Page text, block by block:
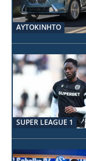
ΑΥΤΟΚΙΝΗΤΟ
SUPER LEAGUE 1